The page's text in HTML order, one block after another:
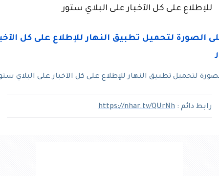
للإطلاع على كل الآخبار على البلاي ستور
لتحميل تطبيق النهار للإطلاع على كل الآخبار على البلاي
رابط دائم : https://nhar.tv/QUrNh